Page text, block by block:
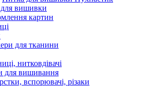
вишивки
картин
для тканини
нитковдівачі
для вишивання
вспорювачі, різаки